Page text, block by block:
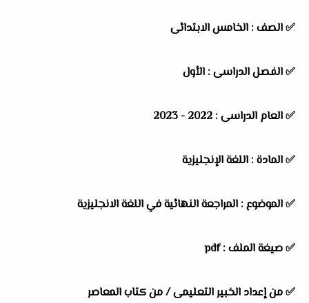
✅ الصف : الخامس الابتدائى
✅ الفصل الدراسى : الأول
✅ العام الدراسى : 2022 - 2023
✅ المادة : اللغة الإنجليزية
✅ الموضوع : المراجعة النهائية في اللغة الانجليزية
✅ صيغة الملف : pdf
✅ من إعداد الخبير التعليمى /من كتاب المعاصر